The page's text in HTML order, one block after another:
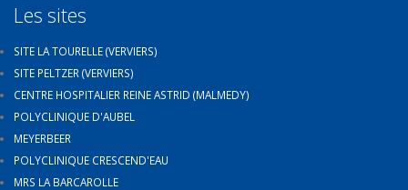
Les sites
SITE LA TOURELLE (VERVIERS)
SITE PELTZER (VERVIERS)
CENTRE HOSPITALIER REINE ASTRID (MALMEDY)
POLYCLINIQUE D'AUBEL
MEYERBEER
POLYCLINIQUE CRESCEND'EAU
MRS LA BARCAROLLE